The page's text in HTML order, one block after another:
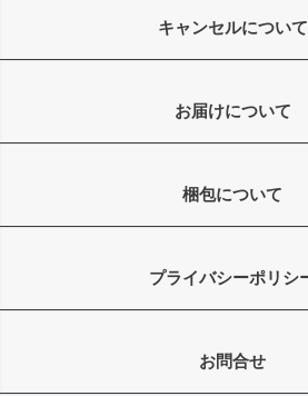
キャンセルについて
お届けについて
梱包について
プライバシーポリシ
お問合せ